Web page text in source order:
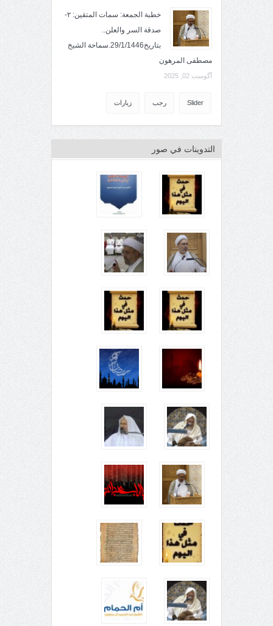
خطبة الجمعة: سمات المتقين: ٢-
صدقة السر والعلن..
بتاريخ29/1/1446.سماحة الشيخ
مصطفى المرهون
آگوست 02, 2025
Slider رجب زيارات
التدوينات في صور